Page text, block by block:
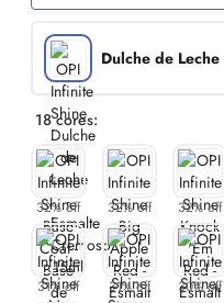
Dulche de Leche
18 cores:
32% off 32% off 32% off
31% off 31% off 30% off